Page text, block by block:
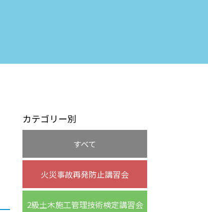
カテゴリー別
すべて
火災事故再発防止講習会
2級土木施工管理技術検定講習会